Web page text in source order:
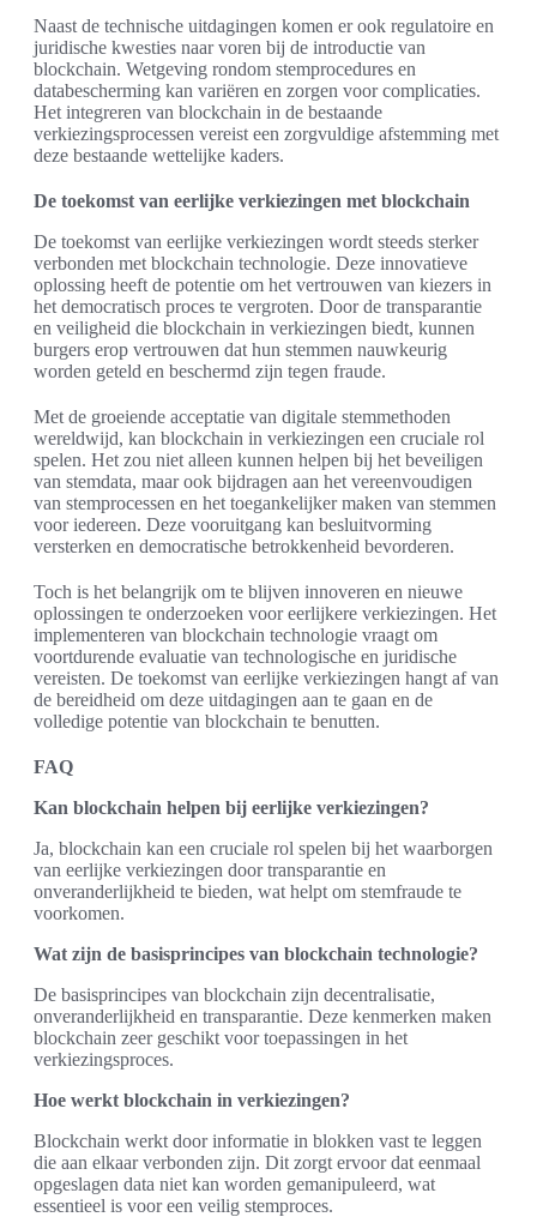
Naast de technische uitdagingen komen er ook regulatoire en
juridische kwesties naar voren bij de introductie van
blockchain. Wetgeving rondom stemprocedures en
databescherming kan variëren en zorgen voor complicaties.
Het integreren van blockchain in de bestaande
verkiezingsprocessen vereist een zorgvuldige afstemming met
deze bestaande wettelijke kaders.
De toekomst van eerlijke verkiezingen met blockchain
De toekomst van eerlijke verkiezingen wordt steeds sterker
verbonden met blockchain technologie. Deze innovatieve
oplossing heeft de potentie om het vertrouwen van kiezers in
het democratisch proces te vergroten. Door de transparantie
en veiligheid die blockchain in verkiezingen biedt, kunnen
burgers erop vertrouwen dat hun stemmen nauwkeurig
worden geteld en beschermd zijn tegen fraude.
Met de groeiende acceptatie van digitale stemmethoden
wereldwijd, kan blockchain in verkiezingen een cruciale rol
spelen. Het zou niet alleen kunnen helpen bij het beveiligen
van stemdata, maar ook bijdragen aan het vereenvoudigen
van stemprocessen en het toegankelijker maken van stemmen
voor iedereen. Deze vooruitgang kan besluitvorming
versterken en democratische betrokkenheid bevorderen.
Toch is het belangrijk om te blijven innoveren en nieuwe
oplossingen te onderzoeken voor eerlijkere verkiezingen. Het
implementeren van blockchain technologie vraagt om
voortdurende evaluatie van technologische en juridische
vereisten. De toekomst van eerlijke verkiezingen hangt af van
de bereidheid om deze uitdagingen aan te gaan en de
volledige potentie van blockchain te benutten.
FAQ
Kan blockchain helpen bij eerlijke verkiezingen?
Ja, blockchain kan een cruciale rol spelen bij het waarborgen
van eerlijke verkiezingen door transparantie en
onveranderlijkheid te bieden, wat helpt om stemfraude te
voorkomen.
Wat zijn de basisprincipes van blockchain technologie?
De basisprincipes van blockchain zijn decentralisatie,
onveranderlijkheid en transparantie. Deze kenmerken maken
blockchain zeer geschikt voor toepassingen in het
verkiezingsproces.
Hoe werkt blockchain in verkiezingen?
Blockchain werkt door informatie in blokken vast te leggen
die aan elkaar verbonden zijn. Dit zorgt ervoor dat eenmaal
opgeslagen data niet kan worden gemanipuleerd, wat
essentieel is voor een veilig stemproces.